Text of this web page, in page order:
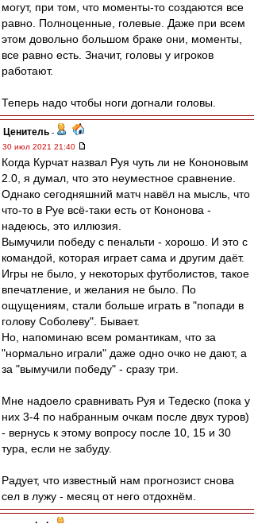
могут, при том, что моменты-то создаются все
равно. Полноценные, голевые. Даже при всем
этом довольно большом браке они, моменты,
все равно есть. Значит, головы у игроков
работают.
Теперь надо чтобы ноги догнали головы.
Ценитель -
30 июл 2021 21:40
Когда Курчат назвал Руя чуть ли не Кононовым
2.0, я думал, что это неуместное сравнение.
Однако сегодняшний матч навёл на мысль, что
что-то в Руе всё-таки есть от Кононова -
надеюсь, это иллюзия.
Вымучили победу с пенальти - хорошо. И это с
командой, которая играет сама и другим даёт.
Игры не было, у некоторых футболистов, такое
впечатление, и желания не было. По
ощущениям, стали больше играть в "попади в
голову Соболеву". Бывает.
Но, напоминаю всем романтикам, что за
"нормально играли" даже одно очко не дают, а
за "вымучили победу" - сразу три.
Мне надоело сравнивать Руя и Тедеско (пока у
них 3-4 по набранным очкам после двух туров)
- вернусь к этому вопросу после 10, 15 и 30
тура, если не забуду.
Радует, что известный нам прогнозист снова
сел в лужу - месяц от него отдохнём.